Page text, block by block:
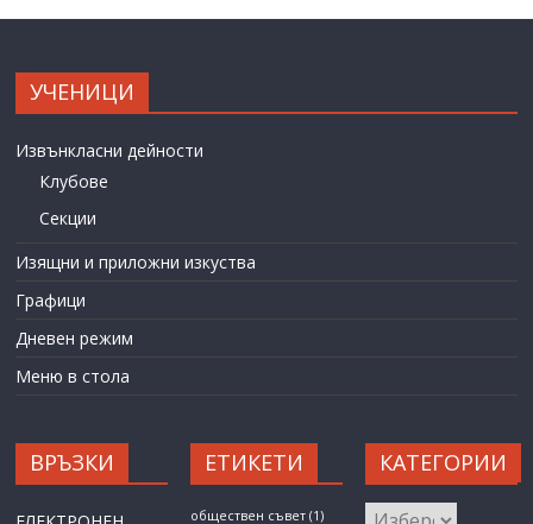
УЧЕНИЦИ
Извънкласни дейности
Клубове
Секции
Изящни и приложни изкуства
Графици
Дневен режим
Меню в стола
ВРЪЗКИ ЕТИКЕТИ
обществен съвет (1)
КАТЕГОРИИ
КАТЕГОРИИ